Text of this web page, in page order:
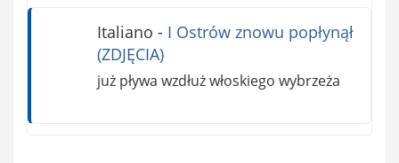
Italiano - I Ostrów znowu popłynął
(ZDJĘCIA)
już pływa wzdłuż włoskiego wybrzeża